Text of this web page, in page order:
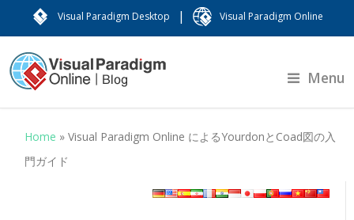
Visual Paradigm Desktop | Visual Paradigm Online
Menu
Home »Visual Paradigm Online によるYourdonとCoad図の入
門ガイド